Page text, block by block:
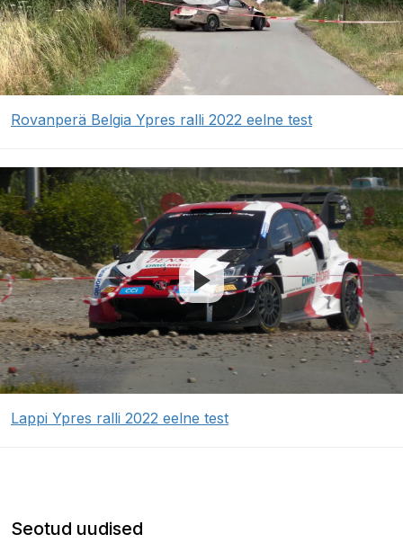
Rovanperä Belgia Ypres ralli 2022 eelne test
Lappi Ypres ralli 2022 eelne test
Seotud uudised